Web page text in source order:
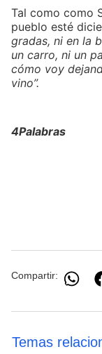
Tal como como
pueblo esté
gradas, ni en la
un carro, ni un
cómo voy
vino”.
4Palabras
Compartir:
Temas